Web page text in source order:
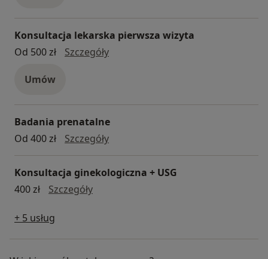
Konsultacja lekarska pierwsza wizyta
Od 500 zł
SzczegółyKonsultacja lekarska pierwsza
Umów
Badania prenatalne
Od 400 zł
SzczegółyBadania prenatalne
Konsultacja ginekologiczna + USG
400 zł
Szczegółykonsultacja ginekologiczna + USG
+ 5 usług